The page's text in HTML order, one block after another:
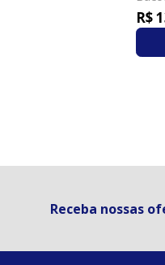
R$
Receba nossas